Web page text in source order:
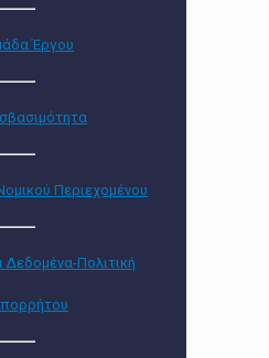
Έργου
Περιεχομένου
Πολιτική